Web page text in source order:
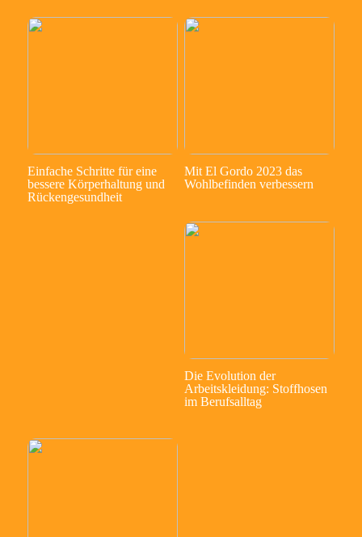
Einfache Schritte für eine
bessere Körperhaltung und
Rückengesundheit
Mit El Gordo 2023 das
Wohlbefinden verbessern
Die Evolution der
Arbeitskleidung: Stoffhosen
im Berufsalltag